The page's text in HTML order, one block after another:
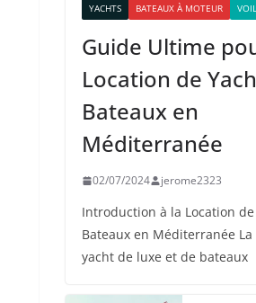
YACHTS BATEAUX À MOTEUR
Guide Ultime
Location de
Bateaux en
Méditerranée
02/07/2024 jerome2323
Introduction à la Location
Bateaux en Méditerranée
yacht de luxe et de bateaux